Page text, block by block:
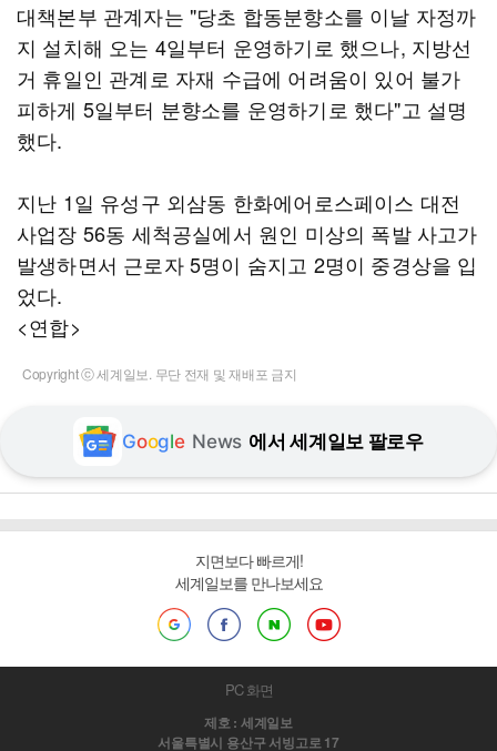
대책본부 관계자는 "당초 합동분향소를 이날 자정까
지 설치해 오는 4일부터 운영하기로 했으나, 지방선
거 휴일인 관계로 자재 수급에 어려움이 있어 불가
피하게 5일부터 분향소를 운영하기로 했다"고 설명
했다.
지난 1일 유성구 외삼동 한화에어로스페이스 대전
사업장 56동 세척공실에서 원인 미상의 폭발 사고가
발생하면서 근로자 5명이 숨지고 2명이 중경상을 입
었다.
<연합>
Copyright ⓒ 세계일보. 무단 전재 및 재배포 금지
Google News 에서 세계일보 팔로우
지면보다 빠르게!
세계일보를 만나보세요
PC 화면
제호 : 세계일보
서울특별시 용산구 서빙고로 17